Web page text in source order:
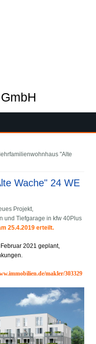
"Alte
Wache" 24 WE
Projekt,
und Tiefgarage in kfw 40Plus
25.4.2019 erteilt.
2021 geplant,
makler/303329